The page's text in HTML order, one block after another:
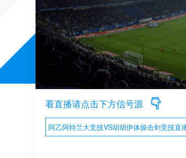
看直播请点击下方信号源
阿乙阿特兰大竞技VS胡胡伊体操击剑竞技直